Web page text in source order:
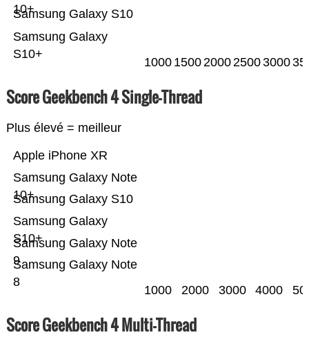
Samsung Galaxy
S10+
Samsung Galaxy S10
10+
1000 1500200025003000
Score Geekbench 4 Single-Thread
Plus élevé = meilleur
Samsung Galaxy Note
8
Samsung Galaxy Note
9
Samsung Galaxy
S10+
Samsung Galaxy S10
Samsung Galaxy Note
10+
Apple iPhone XR
1000 2000 3000 4000
Score Geekbench 4 Multi-Thread